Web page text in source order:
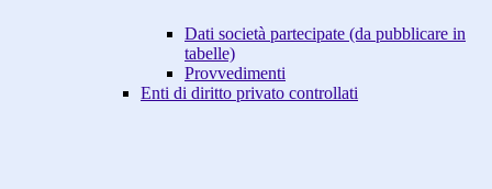
Dati società partecipate (da pubblicare in
tabelle)
Provvedimenti
Enti di diritto privato controllati